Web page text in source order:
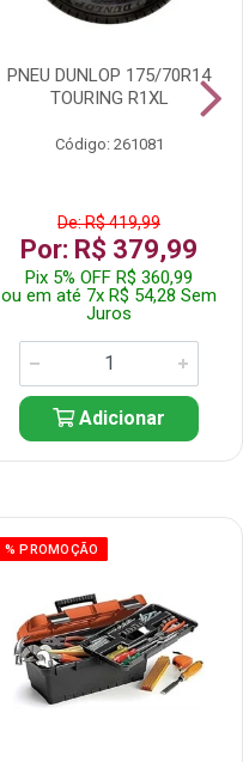
PNEU DUNLOP 175/70R14
TOURING R1XL
Código: 261081
De: R$ 419,99
Por: R$ 379,99
Pix 5% OFF R$ 360,99
ou em até 7x R$ 54,28 Sem
Juros
Adicionar
% PROMOÇÃO